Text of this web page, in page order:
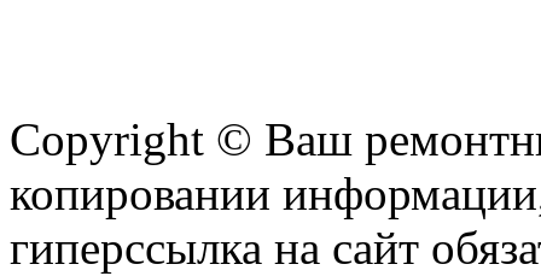
Copyright © Ваш
копировании
гиперссылка на сайт